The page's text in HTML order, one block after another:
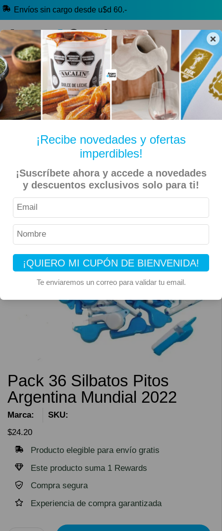
×
¡Recibe novedades y ofertas
imperdibles!
¡Suscríbete ahora y accede a novedades
y descuentos exclusivos solo para ti!
¡QUIERO MI CUPÓN DE BIENVENIDA!
Te enviaremos un correo para validar tu email.
Envíos sin cargo desde u$d 60.-
🔥 Alfajores y Golosinas
🧉 Clásicos argentinos 🏷️ Todas las categorías
Inicio Librería, Arte y Cotillón
Pack 36 Silbatos Pitos Argentina Mundial 2022
Pack 36 Silbatos Pitos
Argentina Mundial 2022
Marca:
SKU:
$24.20
Producto elegible para envío gratis
Este producto suma 1 Rewards
Compra segura
Experiencia de compra garantizada